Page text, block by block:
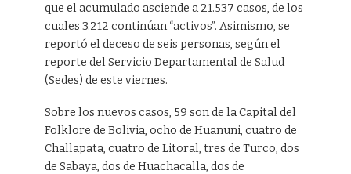
que el acumulado asciende a 21.537 casos, de los
cuales 3.212 continúan “activos”. Asimismo, se
reportó el deceso de seis personas, según el
reporte del Servicio Departamental de Salud
(Sedes) de este viernes.
Sobre los nuevos casos, 59 son de la Capital del
Folklore de Bolivia, ocho de Huanuni, cuatro de
Challapata, cuatro de Litoral, tres de Turco, dos
de Sabaya, dos de Huachacalla, dos de